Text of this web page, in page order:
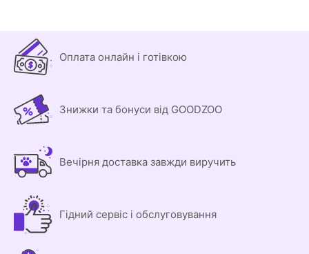
Оплата онлайн і готівкою
Знижки та бонуси від GOODZOO
Вечірня доставка завжди виручить
Гідний сервіс і обслуговування